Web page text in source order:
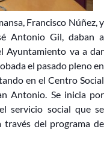
Francisco Núñez, y
Antonio Gil, daban a
Ayuntamiento va a dar
el pasado pleno en
en el Centro Social
Antonio. Se inicia por
servicio social que se
través del programa de